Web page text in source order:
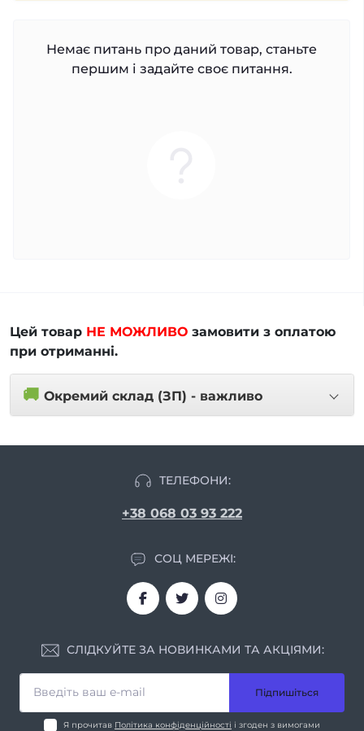
Немає питань про даний товар, станьте
першим і задайте своє питання.
Цей товар НЕ МОЖЛИВО замовити з оплатою
при отриманні.
🚚 Окремий склад (ЗП) - важливо
ТЕЛЕФОНИ:
+38 068 03 93 222
СОЦ МЕРЕЖІ:
СЛІДКУЙТЕ ЗА НОВИНКАМИ ТА АКЦІЯМИ:
Підпишіться
Я прочитав Політика конфіденційності і згоден з вимогами